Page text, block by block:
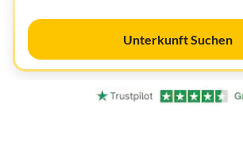
Unterkunft Suchen